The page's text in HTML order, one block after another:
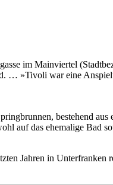
im Mainviertel
… »Tivoli war eine
bestehend
auf das ehemalige
Jahren in Unterfranken